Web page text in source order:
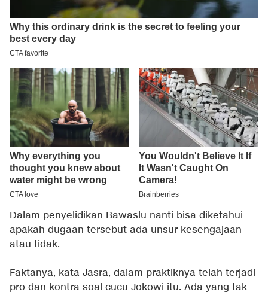
Dalam penyelidikan Bawaslu nanti bisa diketahui
apakah dugaan tersebut ada unsur kesengajaan
atau tidak.
Faktanya, kata Jasra, dalam praktiknya telah terjadi
pro dan kontra soal cucu Jokowi itu. Ada yang tak